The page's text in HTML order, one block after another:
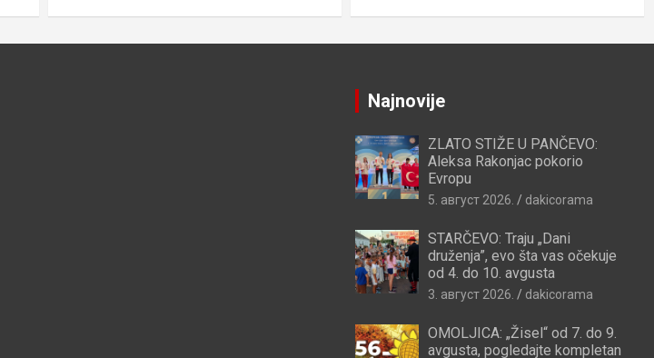
Najnovije
ZLATO STIŽE U PANČEVO:
Aleksa Rakonjac pokorio
Evropu
5. август 2026. dakicorama
STARČEVO: Traju „Dani
druženja”, evo šta vas očekuje
od 4. do 10. avgusta
3. август 2026. dakicorama
OMOLJICA: „Žisel“ od 7. do 9.
avgusta, pogledajte kompletan